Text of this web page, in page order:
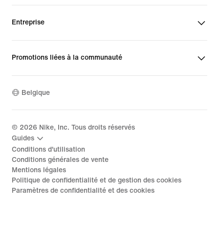
Entreprise
Promotions liées à la communauté
Belgique
© 2026 Nike, Inc. Tous droits réservés
Guides
Conditions d'utilisation
Conditions générales de vente
Mentions légales
Politique de confidentialité et de gestion des cookies
Paramètres de confidentialité et des cookies